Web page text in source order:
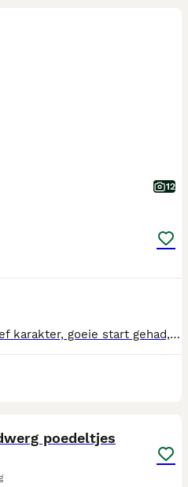
12
Prachtige pups, langharig, lief karakter, goeie start gehad, krijgen veel aandacht van kinderen, zoeken een fijn baasje.
poedeltjes